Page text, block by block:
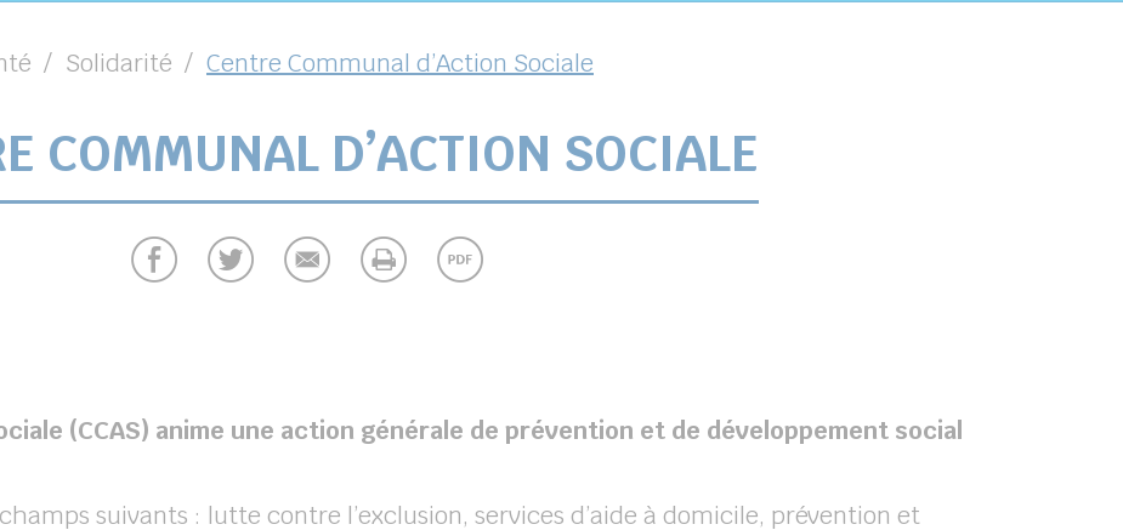
Solidarité Centre Communal d’Action Sociale
COMMUNAL D’ACTION SOCIALE
(CCAS) anime une action générale de prévention et de développement social
suivants : lutte contre l’exclusion, services d’aide à domicile, prévention et